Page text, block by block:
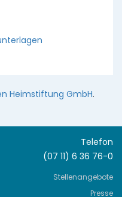
Heimstiftung GmbH.
Telefon
(07 11) 6 36 76-0
Stellenangebote
Presse